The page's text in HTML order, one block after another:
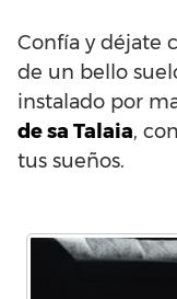
Confía y déjate
de un bello
instalado por
de sa Talaia,
tus sueños.